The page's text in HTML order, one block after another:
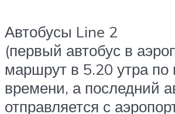
Автобусы Line 2
(первый автобус в
маршрут в 5.20 утра по
времени, а последний
отправляется с